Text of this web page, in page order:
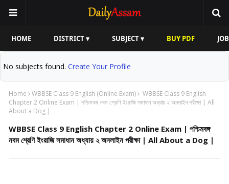
HOME DISTRICT ▾ SUBJECT ▾ BUY PDF
No subjects found. Create Your Profile
Home WBBSE Class 9 English (Online Exam)
WBBSE Class 9 English
Chapter 2 Online Exam | পশ্চিমবঙ্গ নবম শ্রেণি ইংরাজি সমাধান অধ্যায় ২ অনলাইন পরীক্ষা | All
About a Dog |
WBBSE Class 9 English Chapter 2 Online Exam | পশ্চিমবঙ্গ
নবম শ্রেণি ইংরাজি সমাধান অধ্যায় ২ অনলাইন পরীক্ষা | All About a Dog |